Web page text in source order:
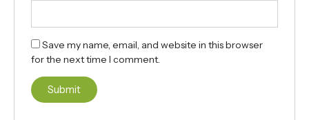
Save my name, email, and website in this browser
for the next time I comment.